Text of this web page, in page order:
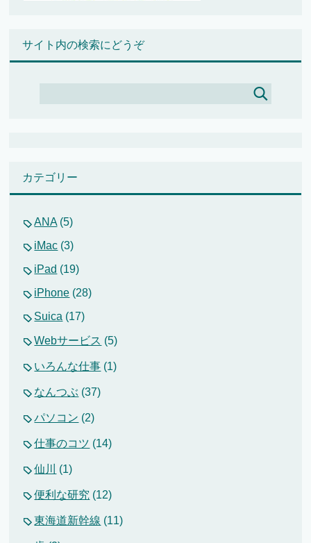
サイト内の検索にどうぞ
カテゴリー
ANA (5)
iMac (3)
iPad (19)
iPhone (28)
Suica (17)
Webサービス (5)
いろんな仕事 (1)
なんつぶ (37)
パソコン (2)
仕事のコツ (14)
仙川 (1)
便利な研究 (12)
東海道新幹線 (11)